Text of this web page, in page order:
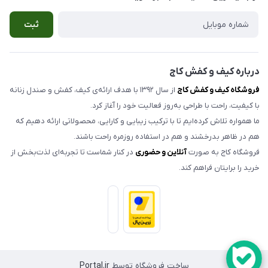
کیف زنانه
مدلهای تک سایز و حراجی
تماس با ما
ثبت
درباره کیف و کفش کاج
فروشگاه کیف و کفش کاج
از سال ۱۳۹۲ با هدف ارائه‌ی کیف، کفش و صندل زنانه
با کیفیت، راحت با طراحی به‌روز فعالیت خود را آغاز کرد.
ما همواره تلاش کرده‌ایم تا با ترکیب زیبایی و کارایی، محصولاتی ارائه دهیم که
هم در ظاهر بدرخشند و هم در استفاده روزمره راحت باشند.
فروشگاه کاج به صورتآنلاین و حضوری در کنار شماست تا تجربه‌ای لذت‌بخش از
خرید را برایتان فراهم کند.